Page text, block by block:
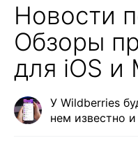
Новости
Обзоры
для iOS и
У Wildberries
нем известно